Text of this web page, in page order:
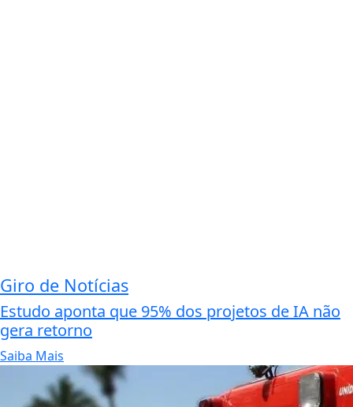
Giro de Notícias
Estudo aponta que 95% dos projetos de IA não
gera retorno
Saiba Mais